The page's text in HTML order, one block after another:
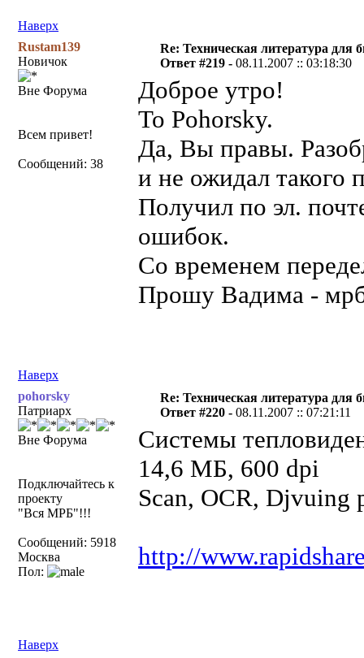
Наверх
Rustam139
Новичок
Вне Форума
Всем привет!
Сообщений: 38
Re: Техническая литература для
Ответ #219 -08.11.2007 :: 03:18:30
Доброе утро!
To Pohorsky.
Да, Вы правы.
и не ожидал такого
Получил по эл.
ошибок.
Со временем
Прошу Вадима -
Наверх
pohorsky
Патриарх
Вне Форума
Подключайтесь к
проекту
"Вся МРБ"!!!
Сообщений: 5918
Москва
Пол:
Re: Техническая литература для
Ответ #220 -08.11.2007 :: 07:21:11
Системы
14,6 МБ, 600 dpi
Scan, OCR, Djvuing
http://
Наверх